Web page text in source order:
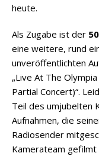
heute.
Als Zugabe ist der
eine weitere, rund
unveröffentlichten
„Live At The
Partial Concert)“.
Teil des umjubelten
Aufnahmen, die
Radiosender
Kamerateam gefilmt